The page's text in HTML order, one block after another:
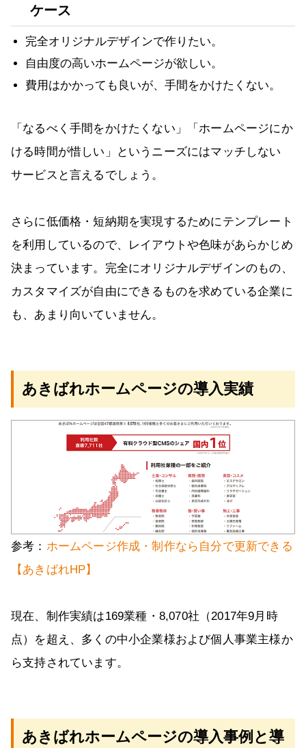
ケース
完全オリジナルデザインで作りたい。
自由度の高いホームページが欲しい。
費用はかかっても良いが、手間をかけたくない。
「なるべく手間をかけたくない」「ホームページにか
ける時間が惜しい」というニーズにはマッチしない
サービスと言えるでしょう。
さらに低価格・短納期を実現するためにテンプレート
を利用しているので、レイアウトや色味があらかじめ
決まっています。完全にオリジナルデザインのもの、
カスタマイズが自由にできるものを求めている企業に
も、あまり向いていません。
あきばれホームページの導入実績
参考： ホームページ作成・制作なら自分で更新できる
【あきばれHP】
現在、制作実績は169業種・8,070社（2017年9月時
点）を超え、多くの中小企業様および個人事業主様か
ら支持されています。
あきばれホームページの導入事例と導